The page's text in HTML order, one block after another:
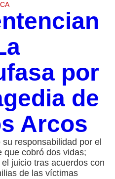
por
de
Arcos
su responsabilidad por el
que cobró dos vidas;
juicio tras acuerdos con
de las víctimas